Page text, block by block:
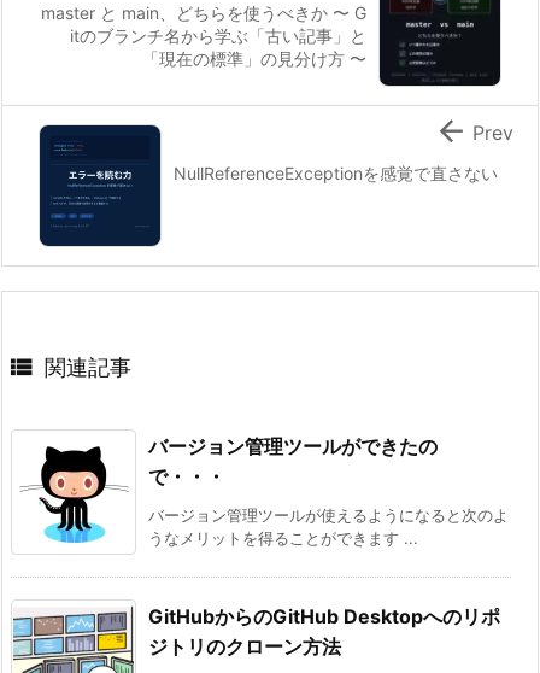
master と main、どちらを使うべきか 〜 G
itのブランチ名から学ぶ「古い記事」と
「現在の標準」の見分け方 〜
NullReferenceExceptionを感覚で直さない
 Prev
 関連記事
バージョン管理ツールができたの
で・・・
バージョン管理ツールが使えるようになると次のよ
うなメリットを得ることができます ...
GitHubからのGitHub Desktopへのリポ
ジトリのクローン方法